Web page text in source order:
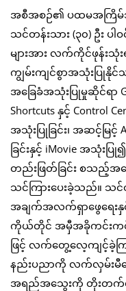
အစီအစဉ်၏ ပထမအကြိမ်
သင်တန်းသား (၃၀) ဦး
များအား လက်ကိုင်ဖုန်းသုံ
ကျွမ်းကျင်စွာအသုံးပြုနိုင်
အခြေခံအသုံးပြုမှုဆိုင်ရာ
Shortcuts နှင့် Control
အသုံးပြုခြင်း၊ အဆင့်မြ
ခြင်းနှင့် iMovie အသုံးပ
တည်းဖြတ်ခြင်း စသည့်အက
သင်ကြားပေးခဲ့သည်။ သ
အချက်အလက်ရှာဖွေရေးနှ
ကိုယ်တိုင် အမှီအခိုကင်းကင်းလု
ဖြင့် လက်တွေ့လေ့ကျင့်
နည်းပညာကို လက်လှမ်းမီ
အရည်အသွေးကို တိုးတက်စေ